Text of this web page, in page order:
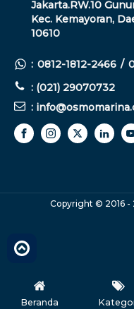
Jakarta.RW.10
Kec. Kemayoran,
10610
: 0812-1812-2466 /
: (021) 29070732
:
Copyright © 2016 -